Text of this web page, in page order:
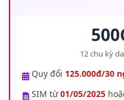
12 chu kỳ
Quy đổi 125.000đ/30
SIM từ01/05/2025